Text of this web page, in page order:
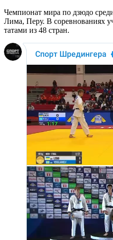
Чемпионат мира по дзюдо
Лима, Перу. В соревнованиях
татами из 48 стран.